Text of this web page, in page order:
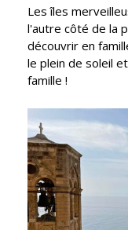
Les îles
l'autre côté de la
découvrir en
le plein de soleil
famille !